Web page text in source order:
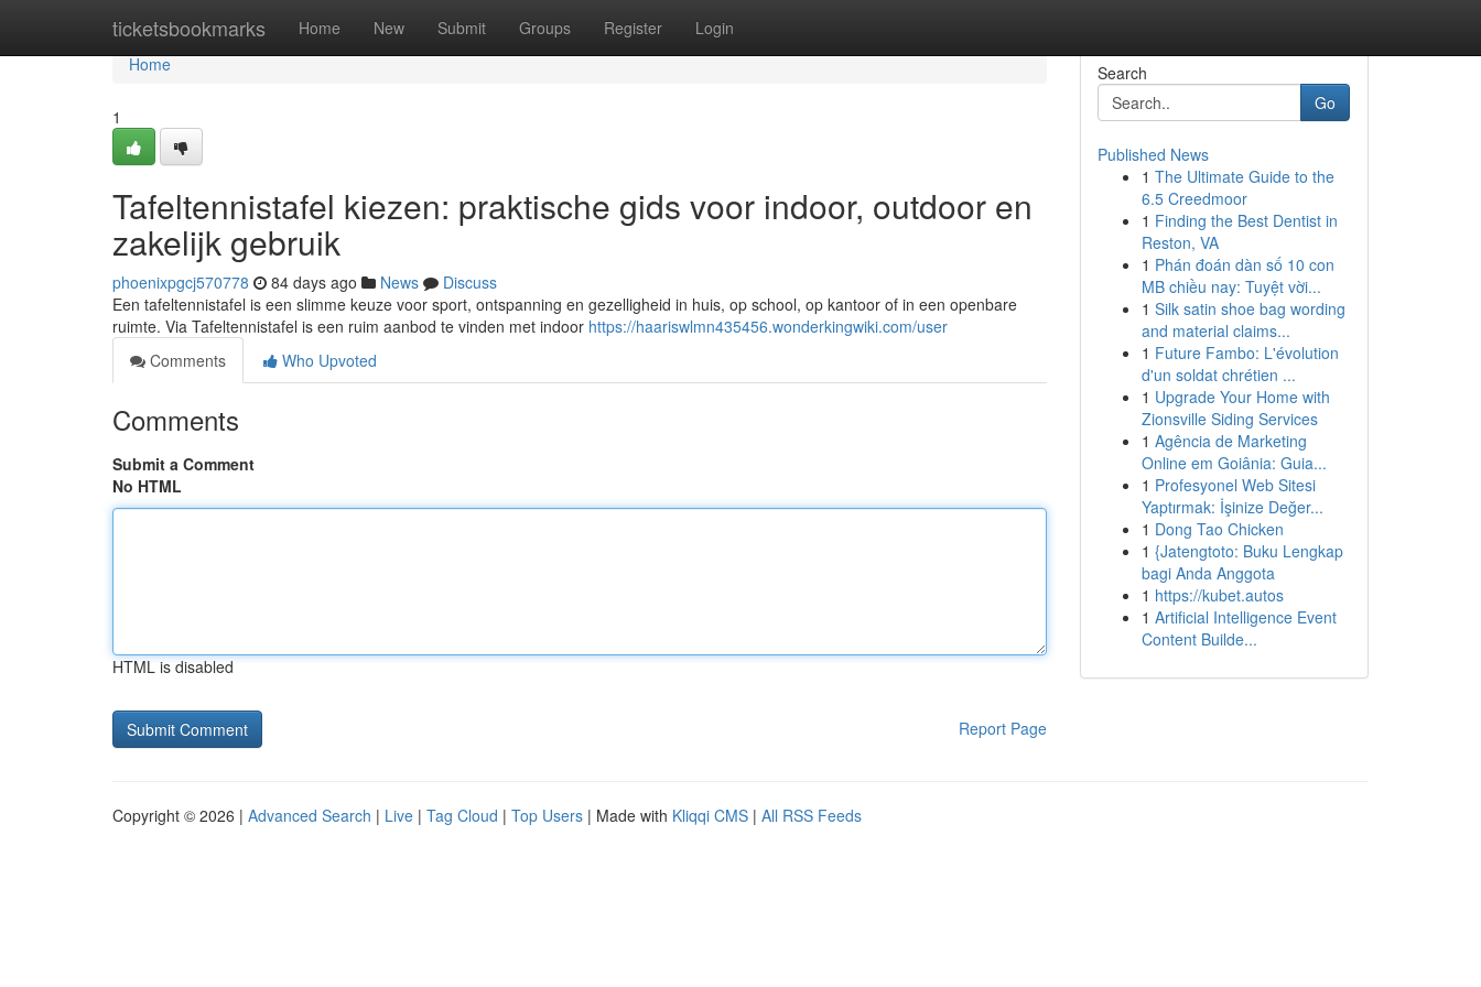
ticketsbookmarks Home New Submit Groups Register Login
Home
Home
1
Tafeltennistafel kiezen: praktische gids voor indoor, outdoor en
zakelijk gebruik
phoenixpgcj570778 84 days ago News
Discuss
Een tafeltennistafel is een slimme keuze voor sport, ontspanning en gezelligheid in huis, op school, op kantoor of in een openbare
ruimte. Via Tafeltennistafel is een ruim aanbod te vinden met indoor https://haariswlmn435456.wonderkingwiki.com/user
Comments
Who Upvoted
Comments
Submit a Comment
No HTML
HTML is disabled
Report Page
Search
Go
Published News
1 The Ultimate Guide to the
6.5 Creedmoor
1 Finding the Best Dentist in
Reston, VA
1 Phán đoán dàn số 10 con
MB chiều nay: Tuyệt vời...
1 Silk satin shoe bag wording
and material claims...
1 Future Fambo: L'évolution
d'un soldat chrétien ...
1 Upgrade Your Home with
Zionsville Siding Services
1 Agência de Marketing
Online em Goiânia: Guia...
1 Profesyonel Web Sitesi
Yaptırmak: İşinize Değer...
1 Dong Tao Chicken
1 {Jatengtoto: Buku Lengkap
bagi Anda Anggota
1 https://kubet.autos
1 Artificial Intelligence Event
Content Builde...
Copyright © 2026 | Advanced Search | Live | Tag Cloud | Top Users | Made with Kliqqi CMS | All RSS Feeds